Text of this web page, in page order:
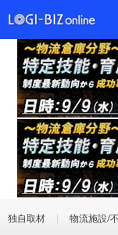
独自取材 物流施設/